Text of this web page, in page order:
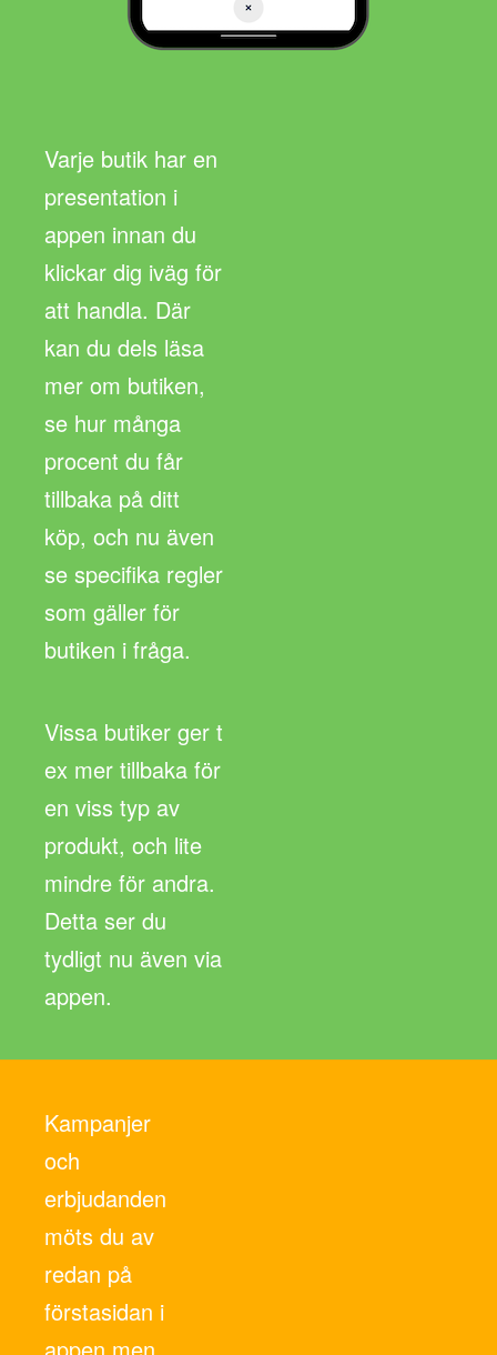
Varje butik har en
presentation i
appen innan du
klickar dig iväg för
att handla. Där
kan du dels läsa
mer om butiken,
se hur många
procent du får
tillbaka på ditt
köp, och nu även
se specifika regler
som gäller för
butiken i fråga.
Vissa butiker ger t
ex mer tillbaka för
en viss typ av
produkt, och lite
mindre för andra.
Detta ser du
tydligt nu även via
appen.
Kampanjer
och
erbjudanden
möts du av
redan på
förstasidan i